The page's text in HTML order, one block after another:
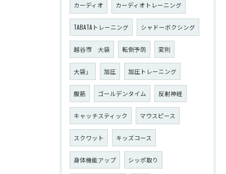
カーディオ カーディオトレーニング
TABATAトレーニング シャドーボクシング
越谷市 大袋 転倒予防 変則
大袋」 加圧 加圧トレーニング
腹筋 ゴールデンタイム 反射神経
キャッチスティック マウスピース
スクワット キッズコース
身体機能アップ シッポ取り